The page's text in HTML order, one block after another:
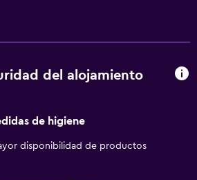
calidad. Se ofrece una televisión
y secador de pelo. Este hotel
para las personas de negocios
del alojamiento
de higiene
disponibilidad de productos